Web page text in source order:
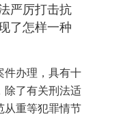
严厉打击抗
了怎样一种
件办理，具有十
除了有关刑法适
从重等犯罪情节